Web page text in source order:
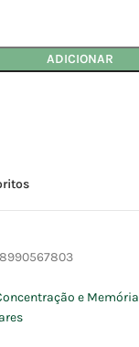
ADICIONAR
e Memória